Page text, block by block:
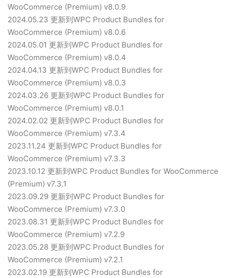
WooCommerce (Premium) v8.0.9
2024.05.23 更新到WPC Product Bundles for
WooCommerce (Premium) v8.0.6
2024.05.01 更新到WPC Product Bundles for
WooCommerce (Premium) v8.0.4
2024.04.13 更新到WPC Product Bundles for
WooCommerce (Premium) v8.0.3
2024.03.26 更新到WPC Product Bundles for
WooCommerce (Premium) v8.0.1
2024.02.02 更新到WPC Product Bundles for
WooCommerce (Premium) v7.3.4
2023.11.24 更新到WPC Product Bundles for
WooCommerce (Premium) v7.3.3
2023.10.12 更新到WPC Product Bundles for WooCommerce
(Premium) v7.3.1
2023.09.29 更新到WPC Product Bundles for
WooCommerce (Premium) v7.3.0
2023.08.31 更新到WPC Product Bundles for
WooCommerce (Premium) v7.2.9
2023.05.28 更新到WPC Product Bundles for
WooCommerce (Premium) v7.2.1
2023.02.19 更新到WPC Product Bundles for